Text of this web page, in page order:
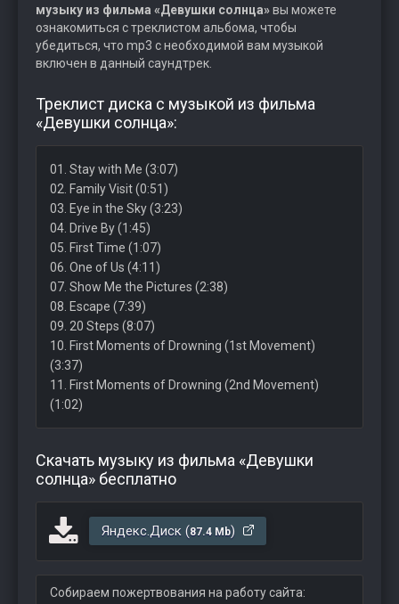
музыку из фильма «Девушки солнца»вы можете
ознакомиться с треклистом альбома, чтобы
убедиться, что mp3 с необходимой вам музыкой
включен в данный саундтрек.
Треклист диска с музыкой из фильма
«Девушки солнца»:
01. Stay with Me (3:07)
02. Family Visit (0:51)
03. Eye in the Sky (3:23)
04. Drive By (1:45)
05. First Time (1:07)
06. One of Us (4:11)
07. Show Me the Pictures (2:38)
08. Escape (7:39)
09. 20 Steps (8:07)
10. First Moments of Drowning (1st Movement)
(3:37)
11. First Moments of Drowning (2nd Movement)
(1:02)
Скачать музыку из фильма «Девушки
солнца» бесплатно
Яндекс.Диск (87.4 Mb)
Собираем пожертвования на работу сайта: